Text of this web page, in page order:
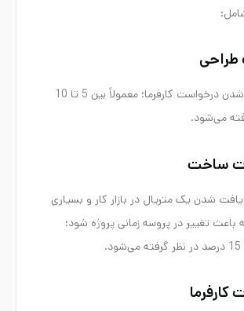
طراحی
مانند زیاد و کم شدن درخواست کارفرما؛ معمولاً بین 5 تا 10
می‌شود.
ساخت
یافت شدن یک متریال در بازار کار و بسیاری
باعث تغییر در پروسه زمانی پروژه شود؛
کارفرما